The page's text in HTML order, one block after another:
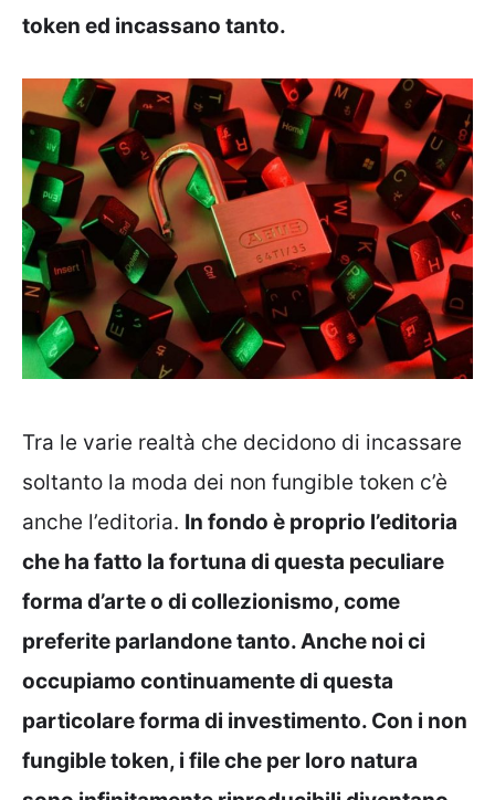
token ed incassano tanto.
Tra le varie realtà che decidono di incassare
soltanto la moda dei non fungible token c’è
anche l’editoria. In fondo è proprio l’editoria
che ha fatto la fortuna di questa peculiare
forma d’arte o di collezionismo, come
preferite parlandone tanto. Anche noi ci
occupiamo continuamente di questa
particolare forma di investimento. Con i non
fungible token, i file che per loro natura